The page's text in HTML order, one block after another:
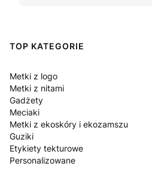
Linki w stopce
TOP KATEGORIE
Metki z logo
Metki z nitami
Gadżety
Meciaki
Metki z ekoskóry i ekozamszu
Guziki
Etykiety tekturowe
Personalizowane